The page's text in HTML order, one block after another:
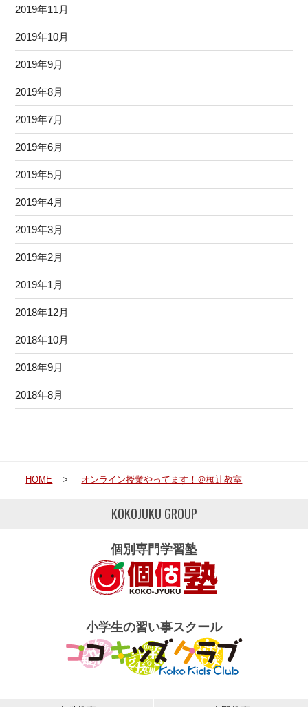
2019年11月
2019年10月
2019年9月
2019年8月
2019年7月
2019年6月
2019年5月
2019年4月
2019年3月
2019年2月
2019年1月
2018年12月
2018年10月
2018年9月
2018年8月
HOME > オンライン授業やってます！＠椥辻教室
KOKOJUKU GROUP
個別専門学習塾
小学生の習い事スクール